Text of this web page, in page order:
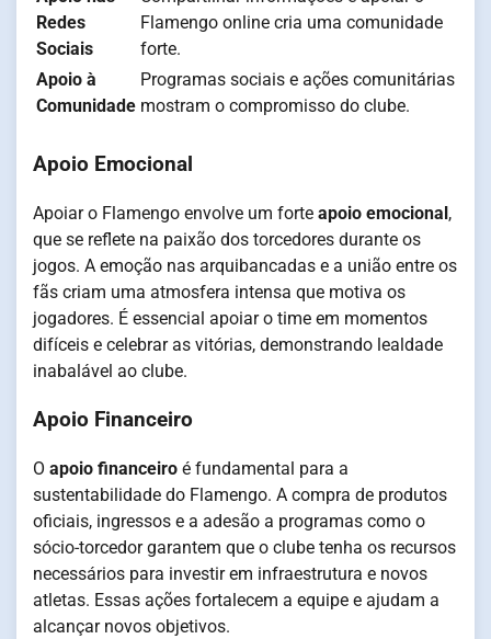
Redes
Sociais
Flamengo online cria uma comunidade
forte.
Apoio à
Comunidade
Programas sociais e ações comunitárias
mostram o compromisso do clube.
Apoio Emocional
Apoiar o Flamengo envolve um forte apoio emocional,
que se reflete na paixão dos torcedores durante os
jogos. A emoção nas arquibancadas e a união entre os
fãs criam uma atmosfera intensa que motiva os
jogadores. É essencial apoiar o time em momentos
difíceis e celebrar as vitórias, demonstrando lealdade
inabalável ao clube.
Apoio Financeiro
O apoio financeiro é fundamental para a
sustentabilidade do Flamengo. A compra de produtos
oficiais, ingressos e a adesão a programas como o
sócio-torcedor garantem que o clube tenha os recursos
necessários para investir em infraestrutura e novos
atletas. Essas ações fortalecem a equipe e ajudam a
alcançar novos objetivos.